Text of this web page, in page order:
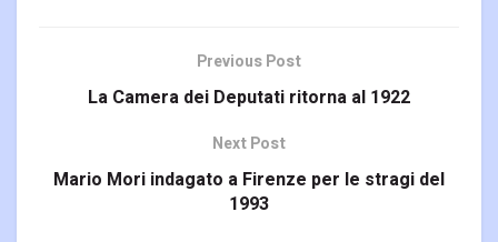
Previous Post
La Camera dei Deputati ritorna al 1922
Next Post
Mario Mori indagato a Firenze per le stragi del
1993